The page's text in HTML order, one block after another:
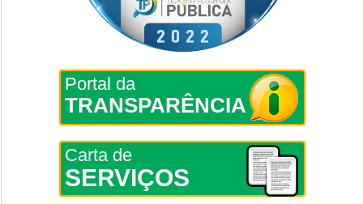
Portal da
TRANSPARÊNCIA
Carta de
SERVIÇOS